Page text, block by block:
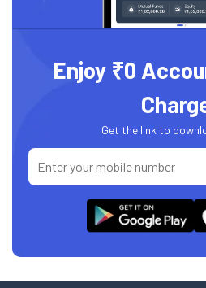
Enjoy ₹0
Get the link to